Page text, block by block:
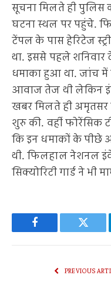
सूचना मिलते ही पुलिस
घटना स्थल पर पहुंचे.
टेंपल के पास हेरिटेज
था. इससे पहले शनिवार
धमाका हुआ था. जांच
आवाज तेज थी लेकिन
खबर मिलते ही
शुरु की. वहीं फोरेंसिक
कि इन धमाकों के
थी. फिलहाल नेशनल
सिक्योरिटी गार्ड ने
Facebook
PREVIOUS